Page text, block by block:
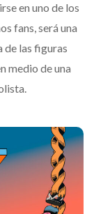
en uno de los
fans, será una
de las figuras
medio de una